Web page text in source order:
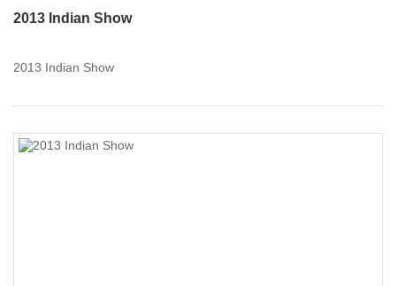
2013 Indian Show
2013 Indian Show